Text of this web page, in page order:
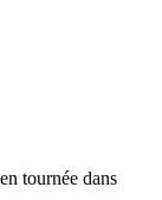
tournée dans